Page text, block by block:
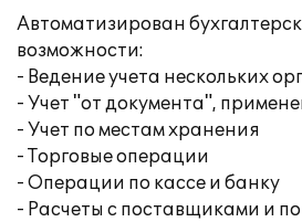
Автоматизирован
возможности:
- Ведение учета нескольких
- Учет "от документа",
- Учет по местам хранения
- Торговые операции
- Операции по кассе и банку
- Расчеты с поставщиками и